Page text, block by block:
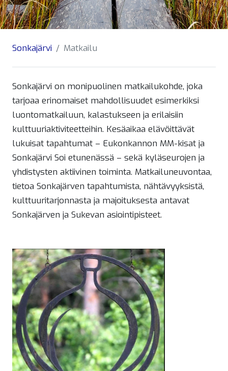
Sonkajärvi Matkailu
Sonkajärvi on monipuolinen matkailukohde, joka
tarjoaa erinomaiset mahdollisuudet esimerkiksi
luontomatkailuun, kalastukseen ja erilaisiin
kulttuuriaktiviteetteihin. Kesäaikaa elävöittävät
lukuisat tapahtumat – Eukonkannon MM-kisat ja
Sonkajärvi Soi etunenässä – sekä kyläseurojen ja
yhdistysten aktiivinen toiminta. Matkailuneuvontaa,
tietoa Sonkajärven tapahtumista, nähtävyyksistä,
kulttuuritarjonnasta ja majoituksesta antavat
Sonkajärven ja Sukevan asiointipisteet.